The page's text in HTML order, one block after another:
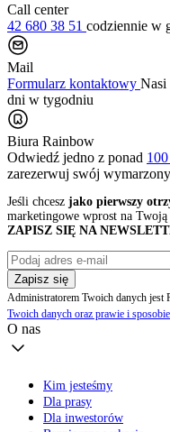
Call center
42 680 38 51 codziennie w
Mail
Formularz kontaktowy Nasi
dni w tygodniu
Biura Rainbow
Odwiedź jedno z ponad
zarezerwuj swój
Jeśli chcesz jako pierwszy
marketingowe wprost na Twoją
ZAPISZ SIĘ NA
Zapisz się
Administratorem Twoich danych jest
Twoich danych oraz prawie i
O nas
Kim jesteśmy
Dla prasy
Dla inwestorów